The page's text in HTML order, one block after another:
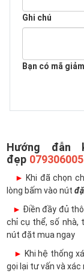
Ghi chú
Bạn có mã
Hướng đẫn
đẹp
► Khi đã chọn
lòng bấm vào nút
► Điền đầy đủ
chỉ cụ thể, số nhà,
nút đặt mua ngay
► Khi hệ thống
gọi lại tư vấn và xác